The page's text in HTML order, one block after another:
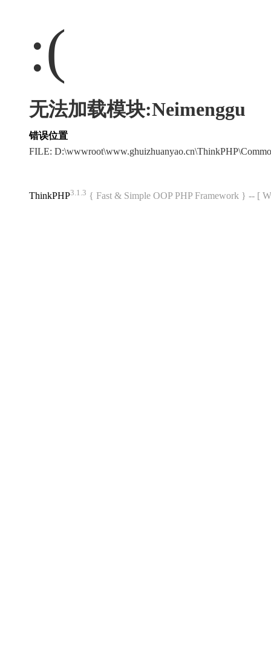
:(
无法加载模块:Neimenggu
错误位置
FILE:
ThinkPHP3.1.3 { Fast & Simple OOP PHP Framework } -- [